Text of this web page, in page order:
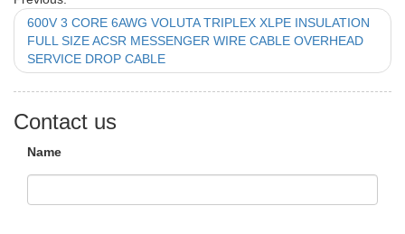
600V 3 CORE 6AWG VOLUTA TRIPLEX XLPE INSULATION
FULL SIZE ACSR MESSENGER WIRE CABLE OVERHEAD
SERVICE DROP CABLE
Contact us
Name